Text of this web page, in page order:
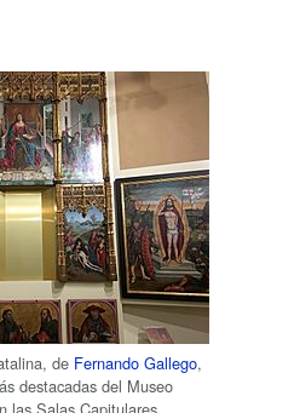
de Fernando Gallego,
destacadas del Museo